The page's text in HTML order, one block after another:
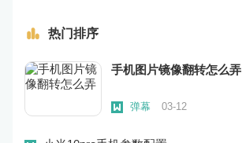
热门排序
手机图片镜像翻转怎么弄
弹幕 03-12